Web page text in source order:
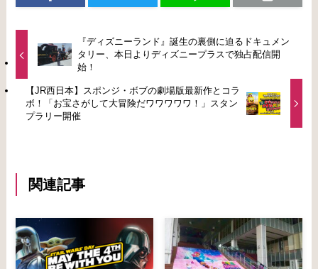
『ディズニーランド』誕生の裏側に迫るドキュメン
タリー、本日よりディズニープラスで独占配信開
始！
【JR西日本】スポンジ・ボブの劇場版最新作とコラ
ボ！「お宝さがして大冒険だワワワワワ！」スタン
プラリー開催
関連記事